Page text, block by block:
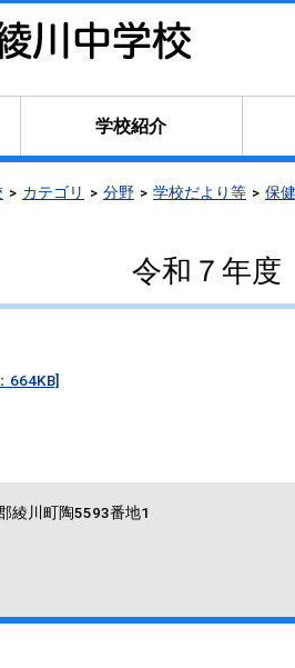
学校紹介
カテゴリ 分野 学校だより等 保
令和７年
664KB]
綾川町陶5593番地1